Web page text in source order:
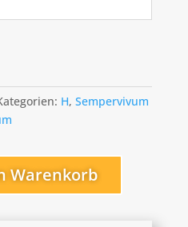
H, Sempervivum
Warenkorb